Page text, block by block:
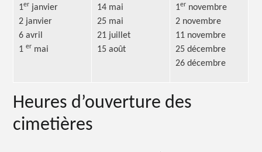
1er janvier
2 janvier
6 avril
1er mai
14 mai
25 mai
21 juillet
15 août
1er novembre
2 novembre
11 novembre
25 décembre
26 décembre
Heures d’ouverture des
cimetières